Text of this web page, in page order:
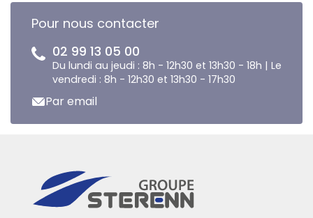
Pour nous contacter
02 99 13 05 00
Du lundi au jeudi : 8h - 12h30 et 13h30 - 18h | Le
vendredi : 8h - 12h30 et 13h30 - 17h30
Par email